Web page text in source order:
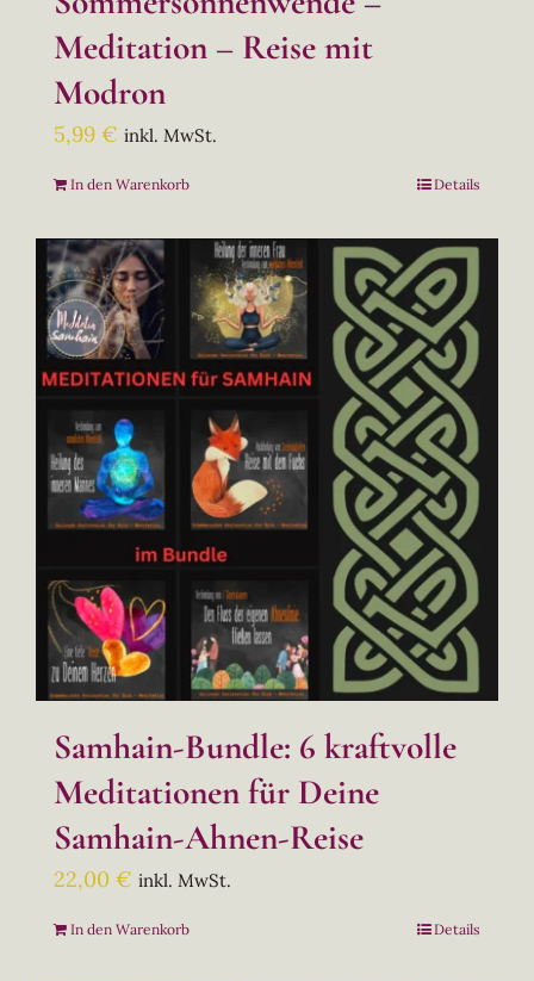
Meditation – Reise mit
Modron
5,99 € inkl. MwSt.
In den Warenkorb Details
Samhain-Bundle: 6 kraftvolle
Meditationen für Deine
Samhain-Ahnen-Reise
22,00 € inkl. MwSt.
In den Warenkorb Details